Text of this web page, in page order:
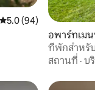
คะแนนเฉลี่ย 5.0 จาก 5,
5.0 (94)
อพาร์ทเมน
ที่พักสำหรั
เออร์สเบิร์ก
สถานที่ · บ